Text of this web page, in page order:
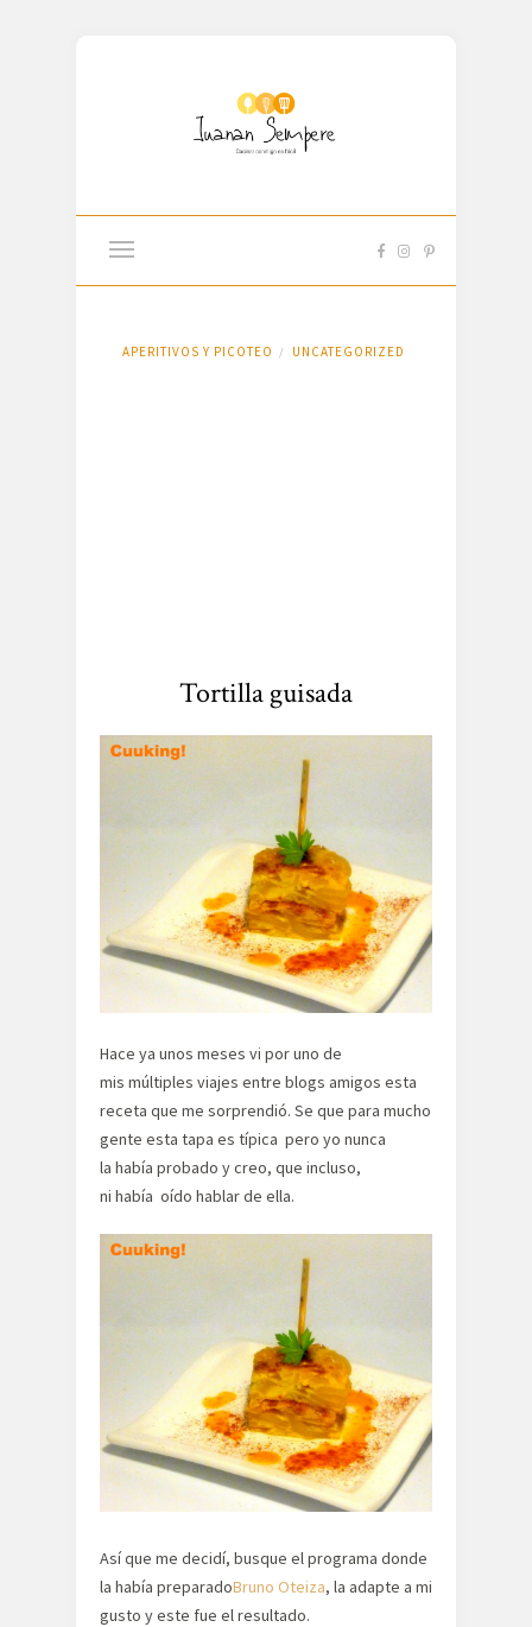
APERITIVOS Y PICOTEO / UNCATEGORIZED
Tortilla guisada
Hace ya unos meses vi por uno de
mis múltiples viajes entre blogs amigos esta
receta que me sorprendió. Se que para mucho
gente esta tapa es típica pero yo nunca
la había probado y creo, que incluso,
ni había oído hablar de ella.
Así que me decidí, busque el programa donde
la había preparadoBruno Oteiza, la adapte a mi
gusto y este fue el resultado.